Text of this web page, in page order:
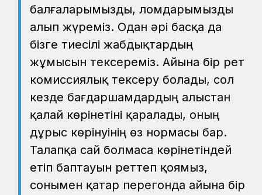
балғаларымызды, ломдарымызды
алып жүреміз. Одан әрі басқа да
бізге тиесілі жабдықтардың
жұмысын тексереміз. Айына бір рет
комиссиялық тексеру болады, сол
кезде бағдаршамдардың алыстан
қалай көрінетіні қаралады, оның
дұрыс көрінуінің өз нормасы бар.
Талапқа сай болмаса көрінетіндей
етіп баптауын реттеп қоямыз,
сонымен қатар перегонда айына бір